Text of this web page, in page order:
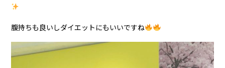
腹持ちも良いしダイエットにもいいですね